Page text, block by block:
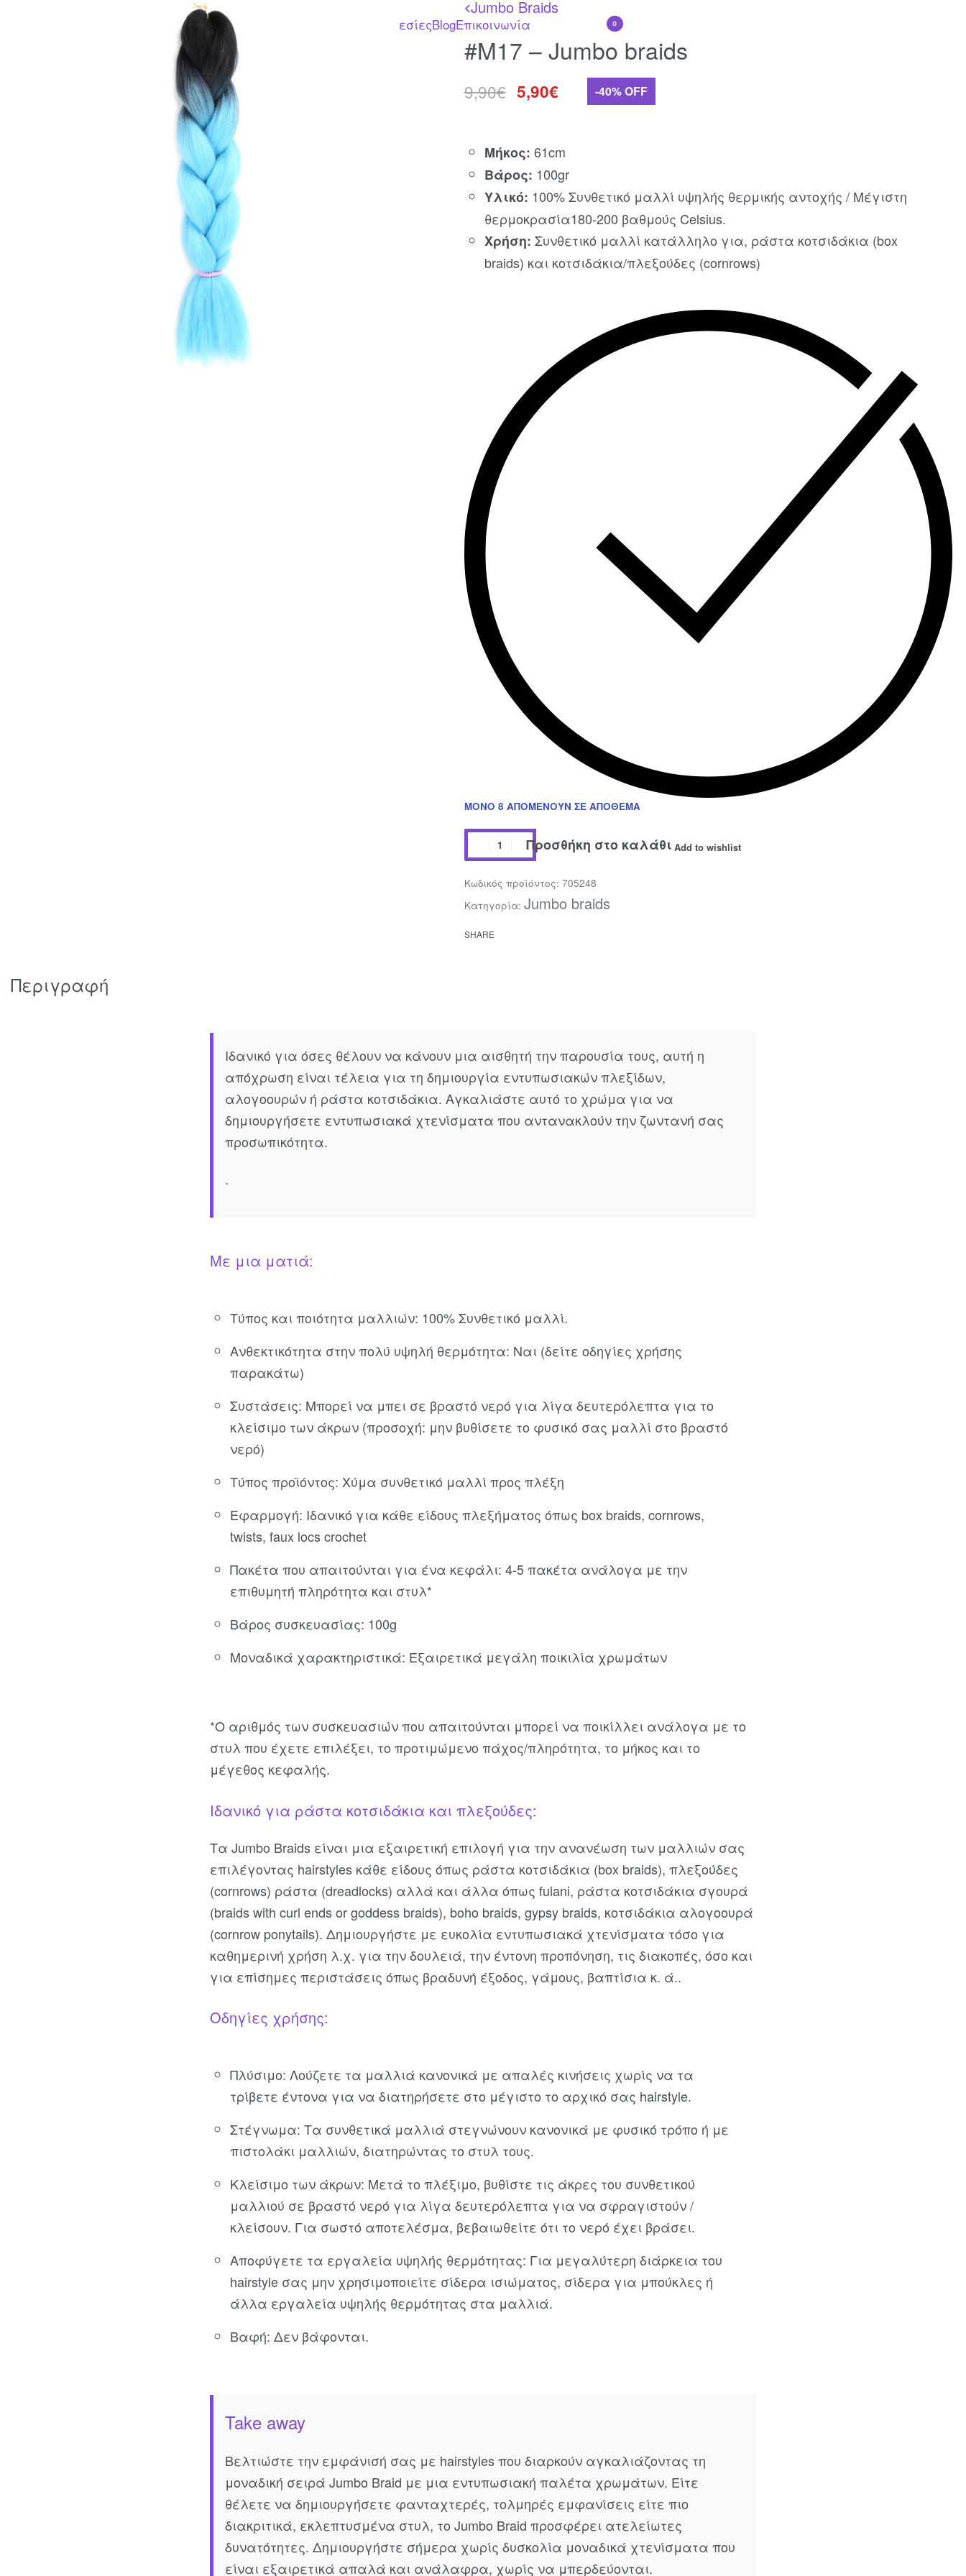
0
Protective hair extensions ΥπηρεσίεςBlogΕπικοινωνία
<Jumbo Braids
#M17 – Jumbo braids
9,90€ 5,90€ -40% OFF
Μήκος: 61cm
Βάρος: 100gr
Υλικό: 100% Συνθετικό μαλλί υψηλής θερμικής αντοχής / Μέγιστη
θερμοκρασία180-200 βαθμούς Celsius.
Χρήση: Συνθετικό μαλλί κατάλληλο για, ράστα κοτσιδάκια (box
braids) και κοτσιδάκια/πλεξούδες (cornrows)
ΜΌΝΟ 8 ΑΠΟΜΈΝΟΥΝ ΣΕ ΑΠΌΘΕΜΑ
Προσθήκη στο καλάθι Add to wishlist
705248
Κατηγορία: Jumbo braids
SHARE
Περιγραφή
Ιδανικό για όσες θέλουν να κάνουν μια αισθητή την παρουσία τους, αυτή η
απόχρωση είναι τέλεια για τη δημιουργία εντυπωσιακών πλεξίδων,
αλογοουρών ή ράστα κοτσιδάκια. Αγκαλιάστε αυτό το χρώμα για να
δημιουργήσετε εντυπωσιακά χτενίσματα που αντανακλούν την ζωντανή σας
προσωπικότητα.
.
Με μια ματιά:
Τύπος και ποιότητα μαλλιών: 100% Συνθετικό μαλλί.
Ανθεκτικότητα στην πολύ υψηλή θερμότητα: Ναι (δείτε οδηγίες χρήσης
παρακάτω)
Συστάσεις: Μπορεί να μπει σε βραστό νερό για λίγα δευτερόλεπτα για το
κλείσιμο των άκρων (προσοχή: μην βυθίσετε το φυσικό σας μαλλί στο βραστό
νερό)
Τύπος προϊόντος: Χύμα συνθετικό μαλλί προς πλέξη
Εφαρμογή: Ιδανικό για κάθε είδους πλεξήματος όπως box braids, cornrows,
twists, faux locs crochet
Πακέτα που απαιτούνται για ένα κεφάλι: 4-5 πακέτα ανάλογα με την
επιθυμητή πληρότητα και στυλ*
Βάρος συσκευασίας: 100g
Μοναδικά χαρακτηριστικά: Εξαιρετικά μεγάλη ποικιλία χρωμάτων
*Ο αριθμός των συσκευασιών που απαιτούνται μπορεί να ποικίλλει ανάλογα με το
στυλ που έχετε επιλέξει, το προτιμώμενο πάχος/πληρότητα, το μήκος και το
μέγεθος κεφαλής.
Ιδανικό για ράστα κοτσιδάκια και πλεξούδες:
Τα Jumbo Braids είναι μια εξαιρετική επιλογή για την ανανέωση των μαλλιών σας
επιλέγοντας hairstyles κάθε είδους όπως ράστα κοτσιδάκια (box braids), πλεξούδες
(cornrows) ράστα (dreadlocks) αλλά και άλλα όπως fulani, ράστα κοτσιδάκια σγουρά
(braids with curl ends or goddess braids), boho braids, gypsy braids, κοτσιδάκια αλογοουρά
(cornrow ponytails). Δημιουργήστε με ευκολία εντυπωσιακά χτενίσματα τόσο για
καθημερινή χρήση λ.χ. για την δουλειά, την έντονη προπόνηση, τις διακοπές, όσο και
για επίσημες περιστάσεις όπως βραδυνή έξοδος, γάμους, βαπτίσια κ. ά..
Οδηγίες χρήσης:
Πλύσιμο: Λούζετε τα μαλλιά κανονικά με απαλές κινήσεις χωρίς να τα
τρίβετε έντονα για να διατηρήσετε στο μέγιστο το αρχικό σας hairstyle.
Στέγνωμα: Τα συνθετικά μαλλιά στεγνώνουν κανονικά με φυσικό τρόπο ή με
πιστολάκι μαλλιών, διατηρώντας το στυλ τους.
Κλείσιμο των άκρων: Μετά το πλέξιμο, βυθίστε τις άκρες του συνθετικού
μαλλιού σε βραστό νερό για λίγα δευτερόλεπτα για να σφραγιστούν /
κλείσουν. Για σωστό αποτελέσμα, βεβαιωθείτε ότι το νερό έχει βράσει.
Αποφύγετε τα εργαλεία υψηλής θερμότητας: Για μεγαλύτερη διάρκεια του
hairstyle σας μην χρησιμοποιείτε σίδερα ισιώματος, σίδερα για μπούκλες ή
άλλα εργαλεία υψηλής θερμότητας στα μαλλιά.
Βαφή: Δεν βάφονται.
Take away
Βελτιώστε την εμφάνισή σας με hairstyles που διαρκούν αγκαλιάζοντας τη
μοναδική σειρά Jumbo Braid με μια εντυπωσιακή παλέτα χρωμάτων. Είτε
θέλετε να δημιουργήσετε φανταχτερές, τολμηρές εμφανίσεις είτε πιο
διακριτικά, εκλεπτυσμένα στυλ, το Jumbo Braid προσφέρει ατελείωτες
δυνατότητες. Δημιουργήστε σήμερα χωρίς δυσκολία μοναδικά χτενίσματα που
είναι εξαιρετικά απαλά και ανάλαφρα, χωρίς να μπερδεύονται.